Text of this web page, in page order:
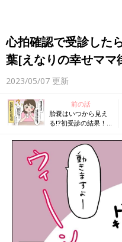
心拍確認で受診した
葉[えなりの幸せママ
2023/05/07 更新
前の話
胎嚢はいつから見え
る⁉︎初受診の結果！
道☆#12］